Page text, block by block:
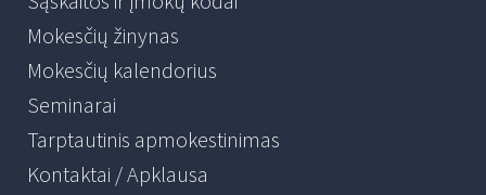
Mokesčių žinynas
Mokesčių kalendorius
Seminarai
Tarptautinis apmokestinimas
Kontaktai / Apklausa